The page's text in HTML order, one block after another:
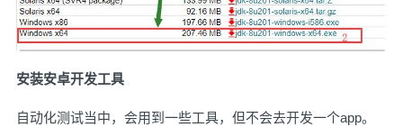
安装安卓开发工具
自动化测试当中，会用到一些工具，但不会去开发一个app。